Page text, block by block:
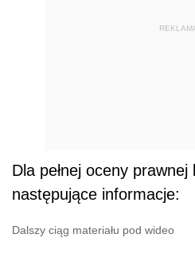
Dla pełnej oceny prawnej
następujące informacje:
Dalszy ciąg materiału pod wideo